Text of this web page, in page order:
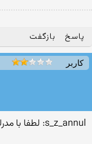
پاسخ بازگفت
کاربر
s_z_annul: لطفا با مدرك و سند معتبر صحبت كنید